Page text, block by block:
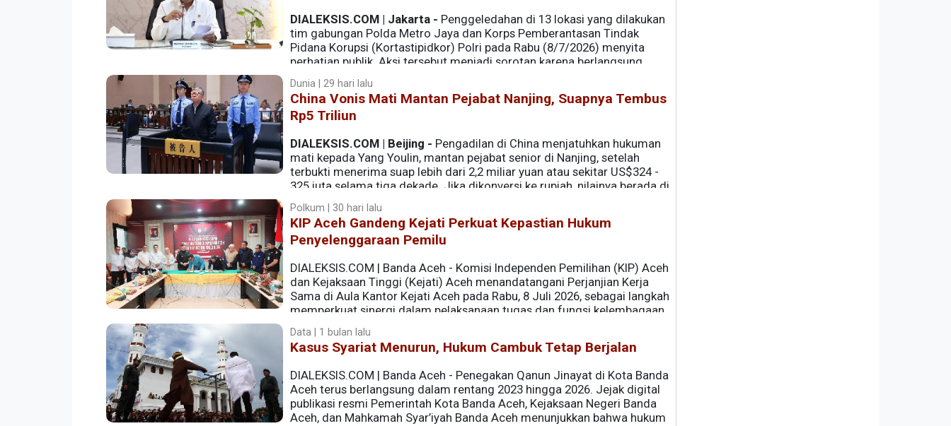
DIALEKSIS.COM | Jakarta - Penggeledahan di 13 lokasi yang dilakukan
tim gabungan Polda Metro Jaya dan Korps Pemberantasan Tindak
Pidana Korupsi (Kortastipidkor) Polri pada Rabu (8/7/2026) menyita
perhatian publik. Aksi tersebut menjadi sorotan karena berlangsung
beriringan dengan penjagaan di kediaman Jaksa Agung Muda Tindak Pidana Khusus (Jampidsus), Febrie
Dunia | 29 hari lalu
China Vonis Mati Mantan Pejabat Nanjing, Suapnya Tembus
Rp5 Triliun
DIALEKSIS.COM | Beijing - Pengadilan di China menjatuhkan hukuman
mati kepada Yang Youlin, mantan pejabat senior di Nanjing, setelah
terbukti menerima suap lebih dari 2,2 miliar yuan atau sekitar US$324 -
325 juta selama tiga dekade. Jika dikonversi ke rupiah, nilainya berada di
atas Rp5 triliun, bergantung kurs yang digunakan.
Polkum | 30 hari lalu
KIP Aceh Gandeng Kejati Perkuat Kepastian Hukum
Penyelenggaraan Pemilu
DIALEKSIS.COM | Banda Aceh - Komisi Independen Pemilihan (KIP) Aceh
dan Kejaksaan Tinggi (Kejati) Aceh menandatangani Perjanjian Kerja
Sama di Aula Kantor Kejati Aceh pada Rabu, 8 Juli 2026, sebagai langkah
memperkuat sinergi dalam pelaksanaan tugas dan fungsi kelembagaan.
Data | 1 bulan lalu
Kasus Syariat Menurun, Hukum Cambuk Tetap Berjalan
DIALEKSIS.COM | Banda Aceh - Penegakan Qanun Jinayat di Kota Banda
Aceh terus berlangsung dalam rentang 2023 hingga 2026. Jejak digital
publikasi resmi Pemerintah Kota Banda Aceh, Kejaksaan Negeri Banda
Aceh, dan Mahkamah Syar’iyah Banda Aceh menunjukkan bahwa hukum